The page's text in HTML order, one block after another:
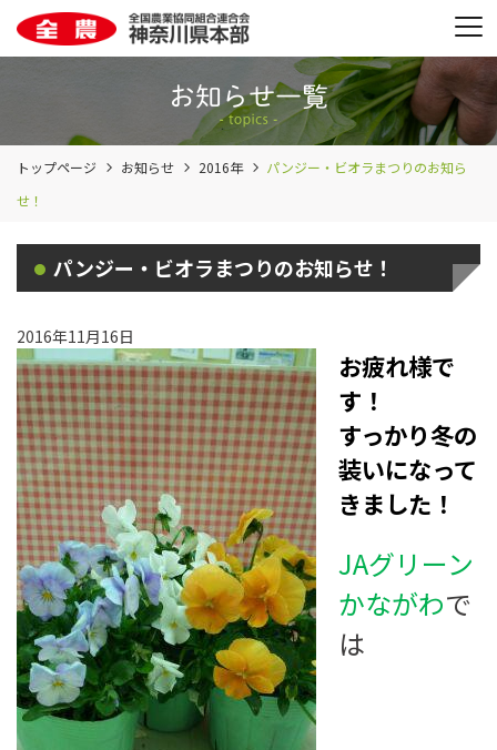
トップページ お知らせ 2016年
パンジー・ビオラまつりのお知ら
せ！
パンジー・ビオラまつりのお知らせ！
2016年11月16日
お疲れ様で
す！
すっかり冬の
装いになって
きました！
JAグリーン
かながわで
は